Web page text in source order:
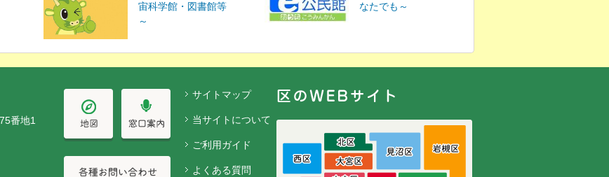
宙科学館・図書館等
～
なたでも～
番地1
サイトマップ
当サイトについて
ご利用ガイド
よくある質問